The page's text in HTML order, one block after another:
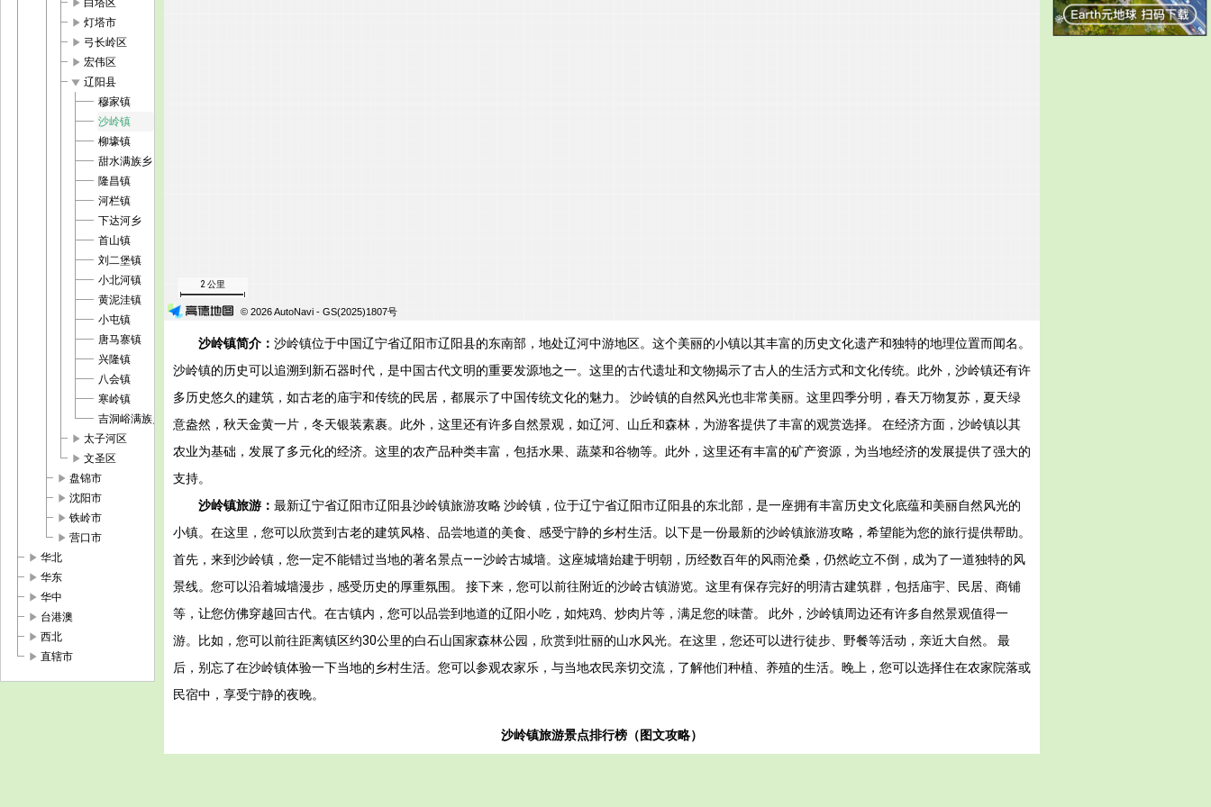
白塔区
play_arrow 灯塔市
play_arrow 弓长岭区
play_arrow 宏伟区
play_arrow 辽阳县
穆家镇
沙岭镇
柳壕镇
甜水满族乡
隆昌镇
河栏镇
下达河乡
首山镇
刘二堡镇
小北河镇
黄泥洼镇
小屯镇
唐马寨镇
兴隆镇
八会镇
寒岭镇
吉洞峪满族乡
play_arrow 太子河区
play_arrow 文圣区
play_arrow 盘锦市
play_arrow 沈阳市
play_arrow 铁岭市
play_arrow 营口市
play_arrow 华北
play_arrow 华东
play_arrow 华中
play_arrow 台港澳
play_arrow 西北
play_arrow 直辖市
2 公里
© 2026 AutoNavi - GS(2025)1807号
沙岭镇简介： 沙岭镇位于中国辽宁省辽阳市辽阳县的东南部，地处辽河中游地区。这个美丽的小镇以其丰富的历史文化遗产和独特的地理位置而闻名。
沙岭镇的历史可以追溯到新石器时代，是中国古代文明的重要发源地之一。这里的古代遗址和文物揭示了古人的生活方式和文化传统。此外，沙岭镇还有许
多历史悠久的建筑，如古老的庙宇和传统的民居，都展示了中国传统文化的魅力。 沙岭镇的自然风光也非常美丽。这里四季分明，春天万物复苏，夏天绿
意盎然，秋天金黄一片，冬天银装素裹。此外，这里还有许多自然景观，如辽河、山丘和森林，为游客提供了丰富的观赏选择。 在经济方面，沙岭镇以其
农业为基础，发展了多元化的经济。这里的农产品种类丰富，包括水果、蔬菜和谷物等。此外，这里还有丰富的矿产资源，为当地经济的发展提供了强大的
支持。
沙岭镇旅游： 最新辽宁省辽阳市辽阳县沙岭镇旅游攻略 沙岭镇，位于辽宁省辽阳市辽阳县的东北部，是一座拥有丰富历史文化底蕴和美丽自然风光的
小镇。在这里，您可以欣赏到古老的建筑风格、品尝地道的美食、感受宁静的乡村生活。以下是一份最新的沙岭镇旅游攻略，希望能为您的旅行提供帮助。
首先，来到沙岭镇，您一定不能错过当地的著名景点——沙岭古城墙。这座城墙始建于明朝，历经数百年的风雨沧桑，仍然屹立不倒，成为了一道独特的风
景线。您可以沿着城墙漫步，感受历史的厚重氛围。 接下来，您可以前往附近的沙岭古镇游览。这里有保存完好的明清古建筑群，包括庙宇、民居、商铺
等，让您仿佛穿越回古代。在古镇内，您可以品尝到地道的辽阳小吃，如炖鸡、炒肉片等，满足您的味蕾。 此外，沙岭镇周边还有许多自然景观值得一
游。比如，您可以前往距离镇区约30公里的白石山国家森林公园，欣赏到壮丽的山水风光。在这里，您还可以进行徒步、野餐等活动，亲近大自然。 最
后，别忘了在沙岭镇体验一下当地的乡村生活。您可以参观农家乐，与当地农民亲切交流，了解他们种植、养殖的生活。晚上，您可以选择住在农家院落或
民宿中，享受宁静的夜晚。
沙岭镇旅游景点排行榜（图文攻略）